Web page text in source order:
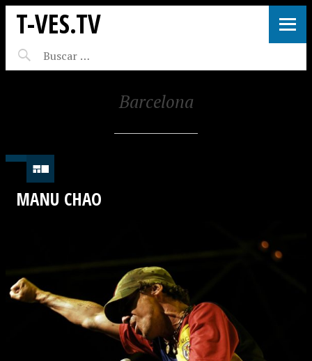
T-VES.TV
Barcelona
MANU CHAO